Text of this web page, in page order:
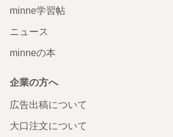
minne学習帖
ニュース
minneの本
企業の方へ
広告出稿について
大口注文について